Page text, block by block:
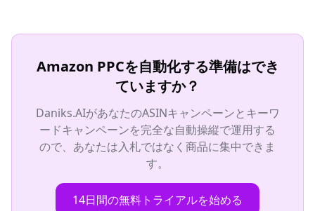
Amazon PPCを自動化する準備はでき
ていますか？
Daniks.AIがあなたのASINキャンペーンとキーワ
ードキャンペーンを完全な自動操縦で運用する
ので、あなたは入札ではなく商品に集中できま
す。
14日間の無料トライアルを始める